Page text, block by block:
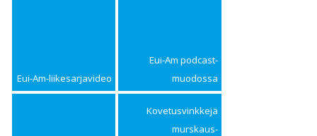
Eui-Am-liikesarjavideo
Eui-Am podcast-
muodossa
Kovetusvinkkejä
murskaus­